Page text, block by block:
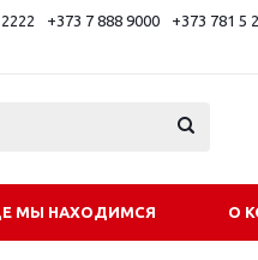
+373 7 888 9000 +373 781 5
МЫ НАХОДИМСЯ О